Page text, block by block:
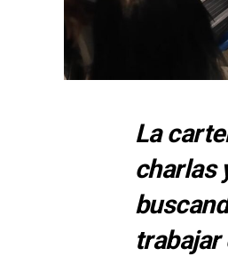
La
charlas